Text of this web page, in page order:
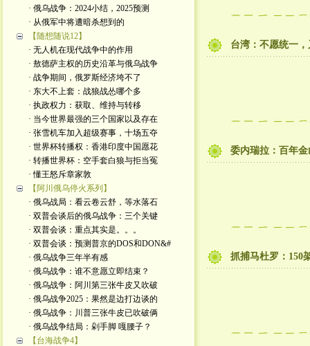
· 俄乌战争：2024小结，2025预测
· 从俄军中将遭暗杀想到的
【随想随说12】
· 无人机在现代战争中的作用
· 敖德萨主权的历史沿革与俄乌战争
· 战争期间，俄罗斯经济垮不了
· 东大不上套：战狼战怂哪个多
· 执政权力：获取、维持与转移
· 当今世界最强的三个国家以及存在
· 张雪机车加入超级赛事，十场五夺
· 世界杯转播权：香港印度中国愿花
· 转播世界杯：空手套白狼与拒当冤
· 懂王怒斥章家敦
【阿川俄乌停火系列】
· 俄乌战局：看云卷云舒，等水落石
· 双普会谈后的俄乌战争：三个关键
· 双普会谈：重点其实是。。。
· 双普会谈：预测普京的DOS和DON&#
· 俄乌战争三年半有感
· 俄乌战争：谁不意愿立即结束？
· 俄乌战争：阿川第三张牛皮又吹破
· 俄乌战争2025：果然是边打边谈的
· 俄乌战争：川普三张牛皮已吹破俩
· 俄乌战争结局：剁手脚 嘎腰子？
【台海战争4】
台湾：不愿统一
委内瑞拉：百年
抓捕马杜罗：150